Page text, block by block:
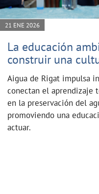
21 ENE 2026
La educación
construir una
Aigua de Rigat impulsa
conectan el aprendizaje
en la preservación del
promoviendo una
actuar.